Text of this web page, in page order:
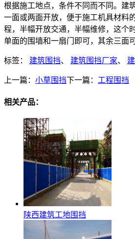
根据施工地点，条件不同而不同。建
一面或两面开放，便于施工机具材料
程，半幅开放交通，半幅维修，这个
单面的围墙和一扇门即可，其余三面
标签： 建筑围挡、 建筑围挡厂家、
上一篇： 小草围挡下一篇： 工程围挡
相关产品：
陕西建筑工地围挡